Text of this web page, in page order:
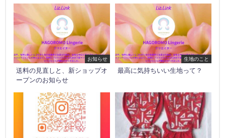
お知らせ
送料の見直しと、新ショップオ
ープンのお知らせ
生地のこと
最高に気持ちいい生地って？